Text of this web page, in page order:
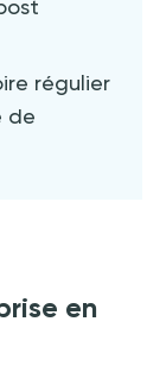
régulier
de
en